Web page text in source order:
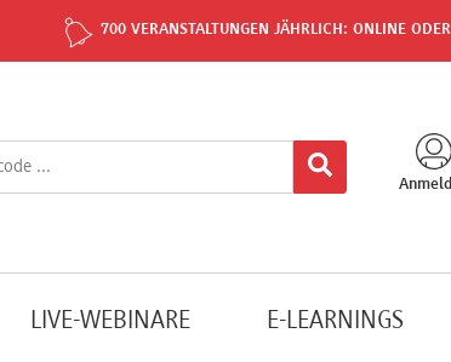
700 VERANSTALTUNGEN JÄHRLICH: ONLINE
LIVE-WEBINARE E-LEARNINGS